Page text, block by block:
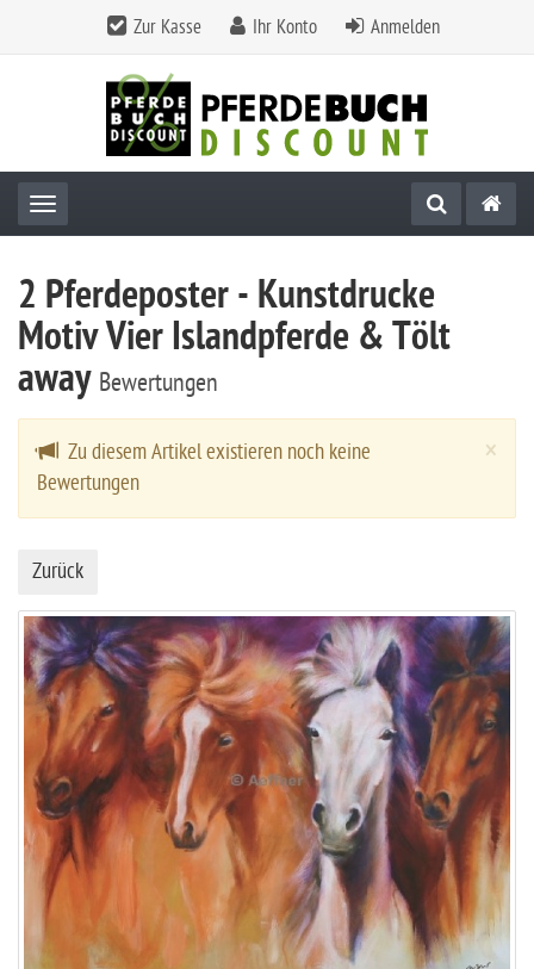
Zur Kasse Ihr Konto Anmelden
Toggle navigation
2 Pferdeposter - Kunstdrucke
Motiv Vier Islandpferde & Tölt
away Bewertungen
×
Zu diesem Artikel existieren noch keine
Bewertungen
Zurück